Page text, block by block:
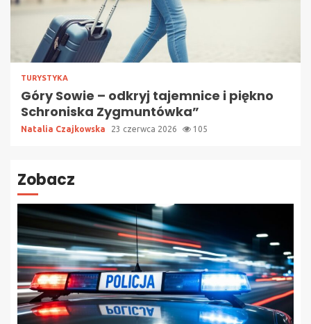
TURYSTYKA
Góry Sowie – odkryj tajemnice i piękno
Schroniska Zygmuntówka”
Natalia Czajkowska 23 czerwca 2026 105
Zobacz